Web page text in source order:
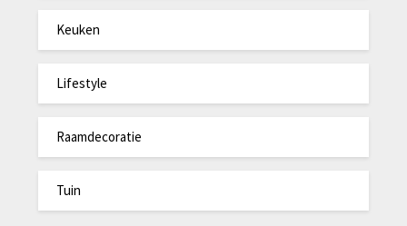
Keuken
Lifestyle
Raamdecoratie
Tuin